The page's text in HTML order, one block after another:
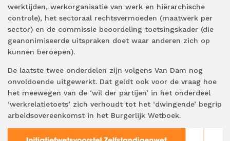
werktijden, werkorganisatie van werk en hiërarchische
controle), het sectoraal rechtsvermoeden (maatwerk per
sector) en de commissie beoordeling toetsingskader (die
geanonimiseerde uitspraken doet waar anderen zich op
kunnen beroepen).
De laatste twee onderdelen zijn volgens Van Dam nog
onvoldoende uitgewerkt. Dat geldt ook voor de vraag hoe
het meewegen van de ‘wil der partijen’ in het onderdeel
‘werkrelatietoets’ zich verhoudt tot het ‘dwingende’ begrip
arbeidsovereenkomst in het Burgerlijk Wetboek.